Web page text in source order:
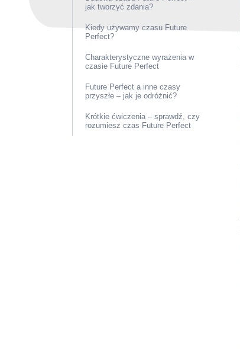
jak tworzyć zdania?
Kiedy używamy czasu Future
Perfect?
Charakterystyczne wyrażenia w
czasie Future Perfect
Future Perfect a inne czasy
przyszłe – jak je odróżnić?
Krótkie ćwiczenia – sprawdź, czy
rozumiesz czas Future Perfect